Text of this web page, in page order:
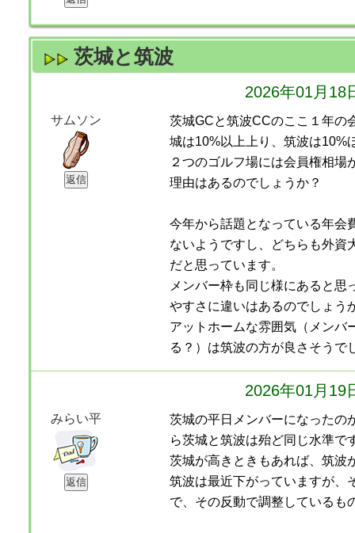
茨城と筑波
2026年01月18
サムソン
茨城GCと筑波CCのここ１年の
城は10%以上上り、筑波は10%
２つのゴルフ場には会員権相場
理由はあるのでしょうか？
今年から話題となっている年会
ないようですし、どちらも外資
だと思っています。
メンバー枠も同じ様にあると思
やすさに違いはあるのでしょう
アットホームな雰囲気（メンバ
る？）は筑波の方が良さそうで
2026年01月19
みらい平
茨城の平日メンバーになったの
ら茨城と筑波は殆ど同じ水準で
茨城が高きときもあれば、筑波
筑波は最近下がっていますが、
で、その反動で調整しているも